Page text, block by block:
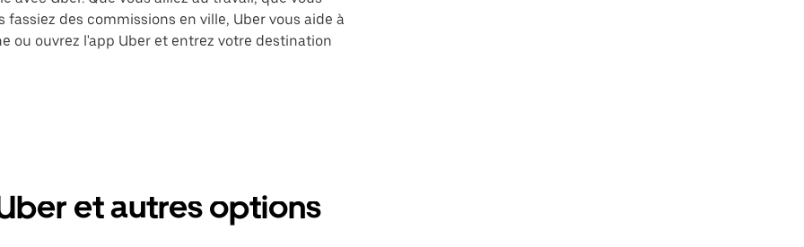
des commissions en ville, Uber vous aide à
ou ouvrez l'app Uber et entrez votre destination
et autres options